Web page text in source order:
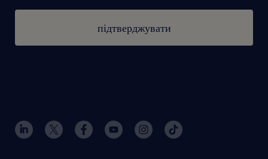
підтверджувати